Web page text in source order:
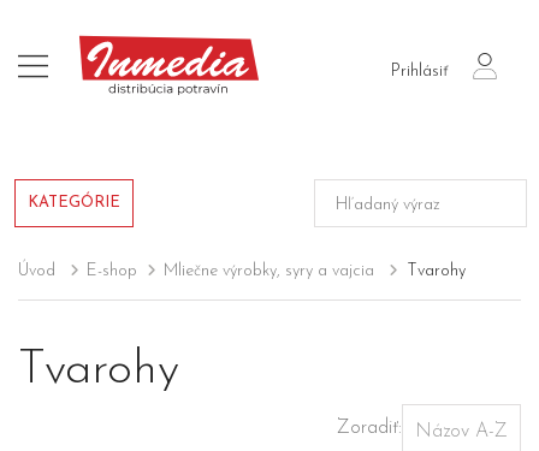
Prihlásiť
login
KATEGÓRIE
Úvod E-shop Mliečne výrobky, syry a vajcia Tvarohy
Tvarohy
Zoradiť: